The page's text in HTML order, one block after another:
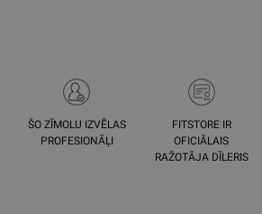
ŠO ZĪMOLU IZVĒLAS
PROFESIONĀĻI
FITSTORE IR
OFICIĀLAIS
RAŽOTĀJA DĪLERIS